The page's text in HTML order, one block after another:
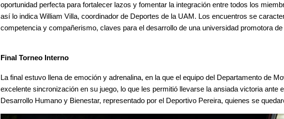
oportunidad perfecta para fortalecer lazos y fomentar la integración entre todos los
así lo indica William Villa, coordinador de Deportes de la UAM. Los encuentros se
competencia y compañerismo, claves para el desarrollo de una universidad promotora de
Final Torneo Interno
La final estuvo llena de emoción y adrenalina, en la que el equipo del Departamento de
excelente sincronización en su juego, lo que les permitió llevarse la ansiada victoria ante
Desarrollo Humano y Bienestar, representado por el Deportivo Pereira, quienes se